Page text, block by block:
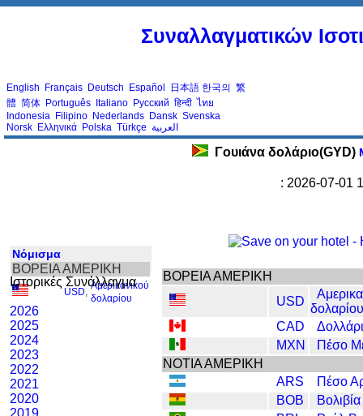
Συναλλαγματικών
English Français Deutsch Español 日本語 한국의 繁
體 简体 Português Italiano Русский हिन्दी ไทย
Indonesia Filipino Nederlands Dansk Svenska
Norsk Ελληνικά Polska Türkçe العربية
Νόμισμα
ΒΟΡΕΙΑ ΑΜΕΡΙΚΗ
USD
Αμερικανικού
δολαρίου
Ιστορικές Συνάλλαγμα
2026
2025
2024
2023
2022
2021
2020
2019
Γουιάνα δολάριο(GYD)
: 2026-07-01
ΒΟΡΕΙΑ ΑΜΕΡΙΚΗ
USD
δολαρίου
CAD
MXN
Πέσο
ΝΟΤΙΑ ΑΜΕΡΙΚΗ
ARS
Πέσο
BOB